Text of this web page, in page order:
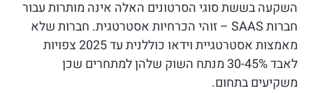
השקעה בששת סוגי הסרטונים האלה אינה מותרות עבור
חברות SAAS – זוהי הכרחיות אסטרטגית. חברות שלא
מאמצות אסטרטגיית וידאו כוללנית עד 2025 צפויות
לאבד 30-45% מנתח השוק שלהן למתחרים שכן
משקיעים בתחום.